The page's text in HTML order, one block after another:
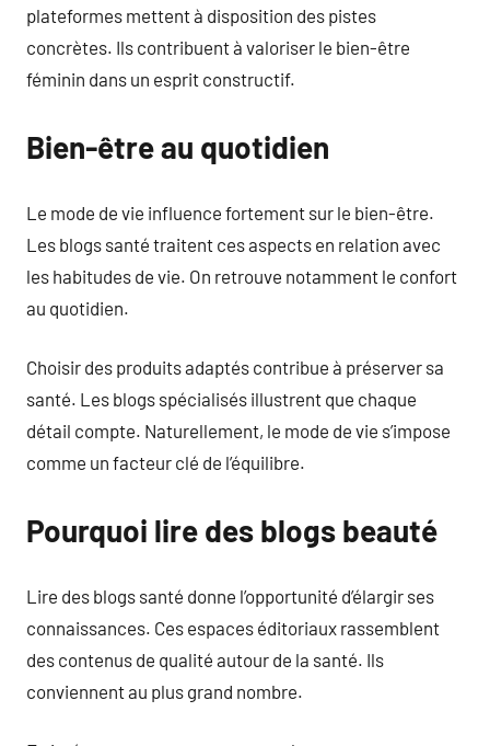
plateformes mettent à disposition des pistes
concrètes. Ils contribuent à valoriser le bien-être
féminin dans un esprit constructif.
Bien-être au quotidien
Le mode de vie influence fortement sur le bien-être.
Les blogs santé traitent ces aspects en relation avec
les habitudes de vie. On retrouve notamment le confort
au quotidien.
Choisir des produits adaptés contribue à préserver sa
santé. Les blogs spécialisés illustrent que chaque
détail compte. Naturellement, le mode de vie s’impose
comme un facteur clé de l’équilibre.
Pourquoi lire des blogs beauté
Lire des blogs santé donne l’opportunité d’élargir ses
connaissances. Ces espaces éditoriaux rassemblent
des contenus de qualité autour de la santé. Ils
conviennent au plus grand nombre.